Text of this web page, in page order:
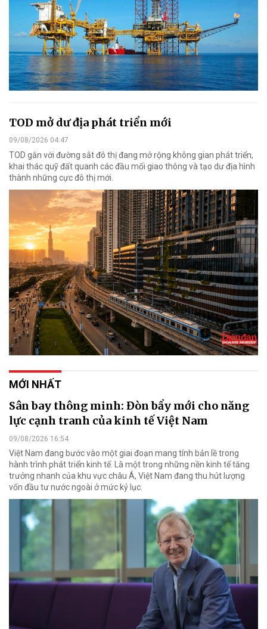
TOD mở dư địa phát triển mới
09/08/2026 04:47
TOD gắn với đường sắt đô thị đang mở rộng không gian phát triển,
khai thác quỹ đất quanh các đầu mối giao thông và tạo dư địa hình
thành những cực đô thị mới.
MỚI NHẤT
Sân bay thông minh: Đòn bẩy mới cho năng
lực cạnh tranh của kinh tế Việt Nam
09/08/2026 16:54
Việt Nam đang bước vào một giai đoạn mang tính bản lề trong
hành trình phát triển kinh tế. Là một trong những nền kinh tế tăng
trưởng nhanh của khu vực châu Á, Việt Nam đang thu hút lượng
vốn đầu tư nước ngoài ở mức kỷ lục.